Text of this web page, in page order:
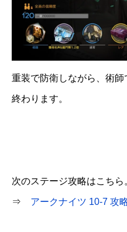
重装で防衛しながら、術
終わります。
次のステージ攻略はこちら
⇒ アークナイツ 10-7 攻